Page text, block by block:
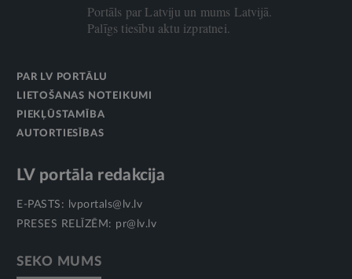
Portāls par Latviju un mums Latvijā.
Palīgs tiesību aktu izpratnei.
PAR LV PORTĀLU
LIETOŠANAS NOTEIKUMI
PIEKĻŪSTAMĪBA
AUTORTIESĪBAS
LV portāla redakcija
E-PASTS:
lvportals@lv.lv
PRESES RELĪZĒM: pr@lv.lv
SEKO MUMS